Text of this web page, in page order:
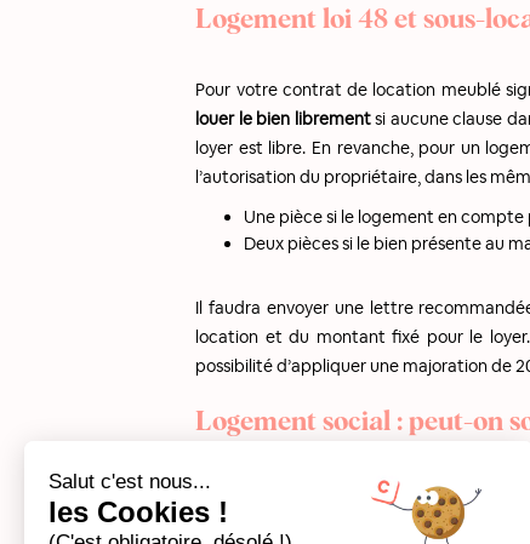
Logement loi 48 et sous-
Pour votre contrat de location meublé
louer le bien librementsi aucune clause
loyer est libre. En revanche, pour un
l’autorisation du propriétaire, dans les
Une pièce si le logement en compte
Deux pièces si le bien présente au
Il faudra envoyer une lettre
location et du montant fixé pour le
possibilité d’appliquer une majoration de
Logement social : peut-on
La sous-location intégrale d’un
exception si vous souhaitez sous-louer
Salut c'est nous...
les Cookies !